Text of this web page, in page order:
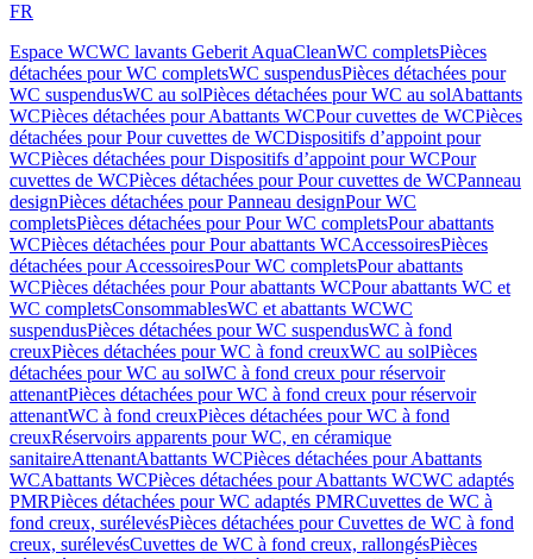
FR
Espace WCWC lavants Geberit AquaCleanWC completsPièces
détachées pour WC completsWC suspendusPièces détachées pour
WC suspendusWC au solPièces détachées pour WC au solAbattants
WCPièces détachées pour Abattants WCPour cuvettes de WCPièces
détachées pour Pour cuvettes de WCDispositifs d’appoint pour
WCPièces détachées pour Dispositifs d’appoint pour WCPour
cuvettes de WCPièces détachées pour Pour cuvettes de WCPanneau
designPièces détachées pour Panneau designPour WC
completsPièces détachées pour Pour WC completsPour abattants
WCPièces détachées pour Pour abattants WCAccessoiresPièces
détachées pour AccessoiresPour WC completsPour abattants
WCPièces détachées pour Pour abattants WCPour abattants WC et
WC completsConsommablesWC et abattants WCWC
suspendusPièces détachées pour WC suspendusWC à fond
creuxPièces détachées pour WC à fond creuxWC au solPièces
détachées pour WC au solWC à fond creux pour réservoir
attenantPièces détachées pour WC à fond creux pour réservoir
attenantWC à fond creuxPièces détachées pour WC à fond
creuxRéservoirs apparents pour WC, en céramique
sanitaireAttenantAbattants WCPièces détachées pour Abattants
WCAbattants WCPièces détachées pour Abattants WCWC adaptés
PMRPièces détachées pour WC adaptés PMRCuvettes de WC à
fond creux, surélevésPièces détachées pour Cuvettes de WC à fond
creux, surélevésCuvettes de WC à fond creux, rallongésPièces